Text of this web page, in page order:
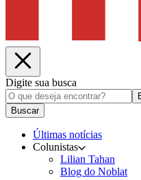
Digite sua busca
Buscar
Últimas notícias
Colunistas
Lilian Tahan
Blog do Noblat